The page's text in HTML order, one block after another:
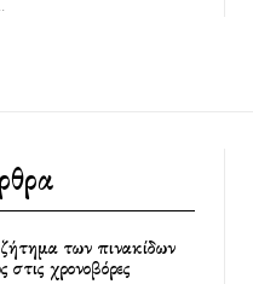
των πινακίδων
χρονοβόρες